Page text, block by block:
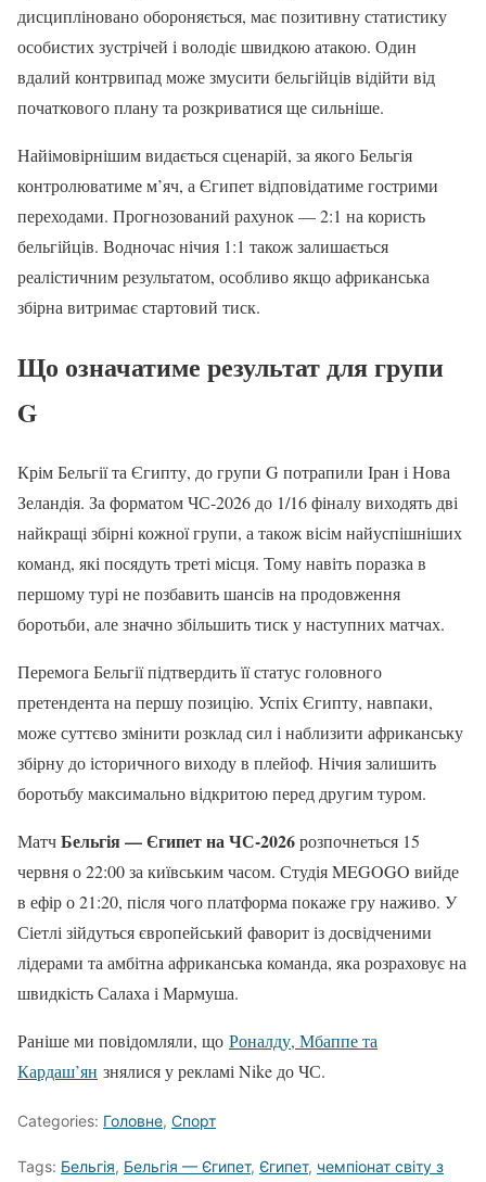
дисципліновано обороняється, має позитивну статистику
особистих зустрічей і володіє швидкою атакою. Один
вдалий контрвипад може змусити бельгійців відійти від
початкового плану та розкриватися ще сильніше.
Найімовірнішим видається сценарій, за якого Бельгія
контролюватиме м’яч, а Єгипет відповідатиме гострими
переходами. Прогнозований рахунок — 2:1 на користь
бельгійців. Водночас нічия 1:1 також залишається
реалістичним результатом, особливо якщо африканська
збірна витримає стартовий тиск.
Що означатиме результат для групи
G
Крім Бельгії та Єгипту, до групи G потрапили Іран і Нова
Зеландія. За форматом ЧС-2026 до 1/16 фіналу виходять дві
найкращі збірні кожної групи, а також вісім найуспішніших
команд, які посядуть треті місця. Тому навіть поразка в
першому турі не позбавить шансів на продовження
боротьби, але значно збільшить тиск у наступних матчах.
Перемога Бельгії підтвердить її статус головного
претендента на першу позицію. Успіх Єгипту, навпаки,
може суттєво змінити розклад сил і наблизити африканську
збірну до історичного виходу в плейоф. Нічия залишить
боротьбу максимально відкритою перед другим туром.
МатчБельгія — Єгипет на ЧС-2026розпочнеться 15
червня о 22:00 за київським часом. Студія MEGOGO вийде
в ефір о 21:20, після чого платформа покаже гру наживо. У
Сіетлі зійдуться європейський фаворит із досвідченими
лідерами та амбітна африканська команда, яка розраховує на
швидкість Салаха і Мармуша.
Раніше ми повідомляли, що Роналду, Мбаппе та
Кардаш’ян знялися у рекламі Nike до ЧС.
Categories: Головне, Спорт
Tags: Бельгія, Бельгія — Єгипет, Єгипет, чемпіонат світу з